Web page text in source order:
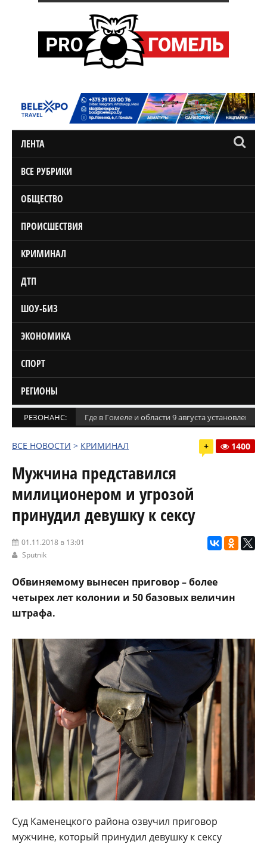
ЛЕНТА
ВСЕ РУБРИКИ
ОБЩЕСТВО
ПРОИСШЕСТВИЯ
КРИМИНАЛ
ДТП
ШОУ-БИЗ
ЭКОНОМИКА
СПОРТ
РЕГИОНЫ
РЕЗОНАНС: Где в Гомеле и области 9 августа установлены
ВСЕ НОВОСТИ > КРИМИНАЛ + 1400
Мужчина представился
милиционером и угрозой
принудил девушку к сексу
01.11.2018 в 13:01
Sputnik
Обвиняемому вынесен приговор – более
четырех лет колонии и 50 базовых величин
штрафа.
Суд Каменецкого района озвучил приговор
мужчине, который принудил девушку к сексу